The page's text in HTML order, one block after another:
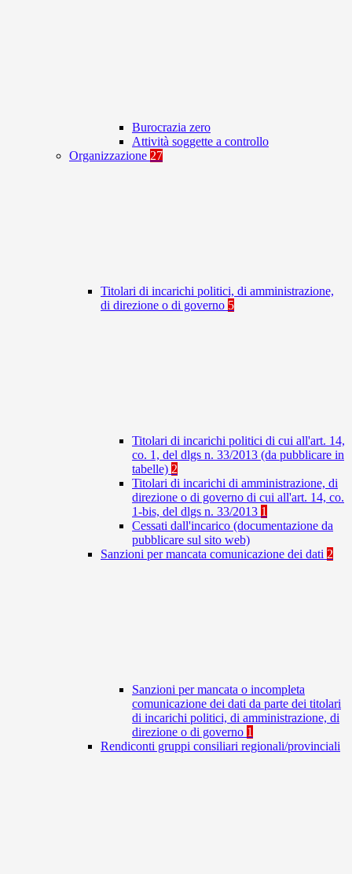
Burocrazia zero
Attività soggette a controllo
Organizzazione 27
Titolari di incarichi politici, di amministrazione,
di direzione o di governo 5
Titolari di incarichi politici di cui all'art. 14,
co. 1, del dlgs n. 33/2013 (da pubblicare in
tabelle) 2
Titolari di incarichi di amministrazione, di
direzione o di governo di cui all'art. 14, co.
1-bis, del dlgs n. 33/2013 1
Cessati dall'incarico (documentazione da
pubblicare sul sito web)
Sanzioni per mancata comunicazione dei dati 2
Sanzioni per mancata o incompleta
comunicazione dei dati da parte dei titolari
di incarichi politici, di amministrazione, di
direzione o di governo 1
Rendiconti gruppi consiliari regionali/provinciali